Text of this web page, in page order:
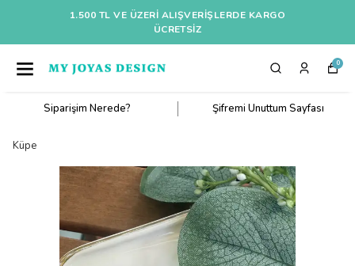
1.500 TL VE ÜZERI ALIŞVERIŞLERDE KARGO
ÜCRETSİZ
0
Siparişim Nerede? Şifremi Unuttum Sayfası
Küpe